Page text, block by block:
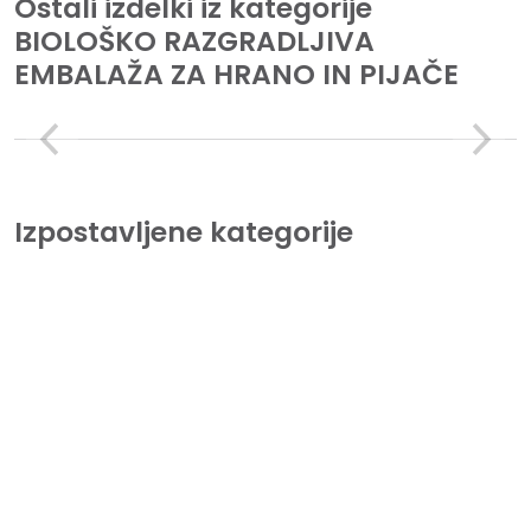
BIOLOŠKO RAZGRADLJIVA
EMBALAŽA ZA HRANO IN PIJAČE
Izpostavljene kategorije